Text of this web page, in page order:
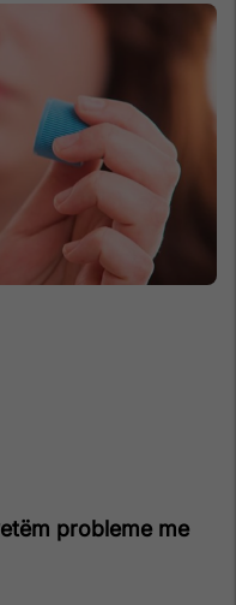
probleme me